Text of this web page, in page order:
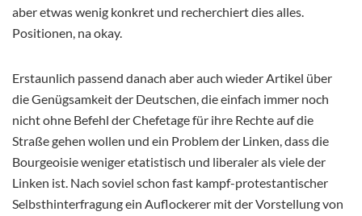
aber etwas wenig konkret und recherchiert dies alles.
Positionen, na okay.
Erstaunlich passend danach aber auch wieder Artikel über
die Genügsamkeit der Deutschen, die einfach immer noch
nicht ohne Befehl der Chefetage für ihre Rechte auf die
Straße gehen wollen und ein Problem der Linken, dass die
Bourgeoisie weniger etatistisch und liberaler als viele der
Linken ist. Nach soviel schon fast kampf-protestantischer
Selbsthinterfragung ein Auflockerer mit der Vorstellung von